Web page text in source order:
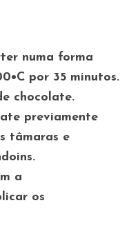
numa forma
por 35 minutos.
chocolate.
previamente
tâmaras e
a
os